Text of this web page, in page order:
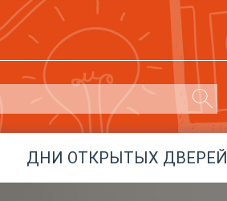
ДНИ ОТКРЫТЫХ ДВЕРЕЙ